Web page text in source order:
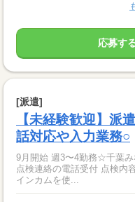
応募す
[派遣]
【未経験歓迎】派
話対応や入力業務○
9月開始 週3〜4勤務☆千葉
点検連絡の電話受付 点検内
インカムを使...